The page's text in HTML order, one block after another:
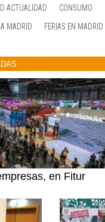
ACTUALIDAD CONSUMO
MADRID FERIAS EN MADRID
en Fitur